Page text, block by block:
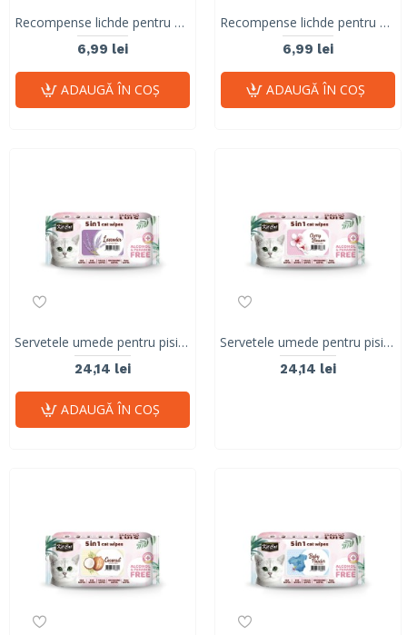
Recompense lichde pentru pisici Kit Cat Fillet Fresh, pui si fibre, hairball, 30g
6,99 lei
ADAUGĂ ÎN COŞ
Recompense lichde pentru pisici Kit Cat Fillet Fresh, pui la gril, 30g
6,99 lei
ADAUGĂ ÎN COŞ
Servetele umede pentru pisici, KIT KAT, 5 in 1, Lavanda, 80 buc
24,14 lei
ADAUGĂ ÎN COŞ
Servetele umede pentru pisici, KIT KAT, 5 in 1, floare de cires, 80 buc
24,14 lei